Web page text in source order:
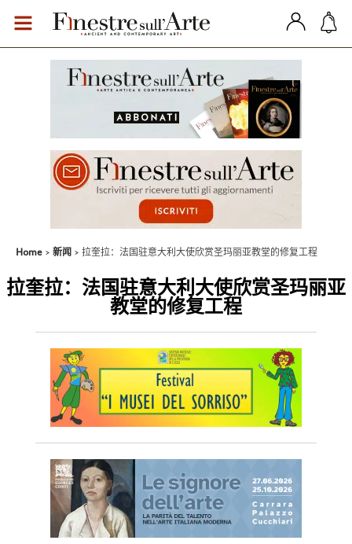
Home 新闻 拉奎拉：法国驻意大利大使欣赏圣玛丽亚教堂的修复工程
拉奎拉：法国驻意大利大使欣赏圣玛丽亚
教堂的修复工程